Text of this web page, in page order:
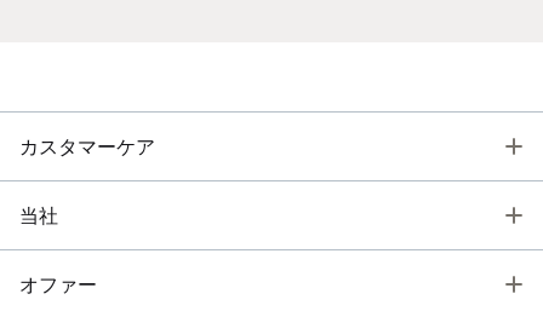
カスタマーケア
当社
オファー